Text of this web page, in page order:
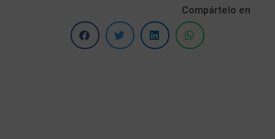
Compártelo en